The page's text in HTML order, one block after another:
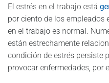
El estrés en el trabajo está
por ciento de los empleados
en el trabajo es normal.
están estrechamente
condición de estrés persiste
provocar enfermedades, por